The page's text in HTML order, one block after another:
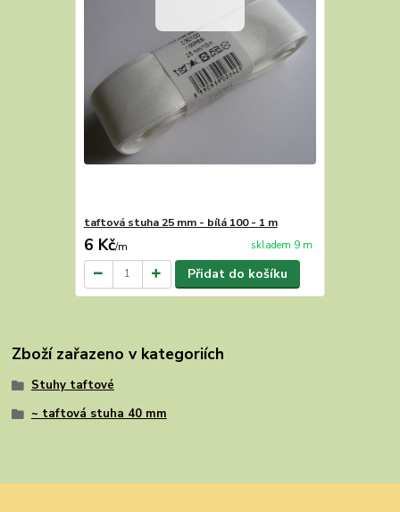
taftová stuha 25 mm - bílá 100 - 1 m
6 Kč/m skladem 9 m
Přidat do košíku
Zboží zařazeno v kategoriích
Stuhy taftové
~ taftová stuha 40 mm